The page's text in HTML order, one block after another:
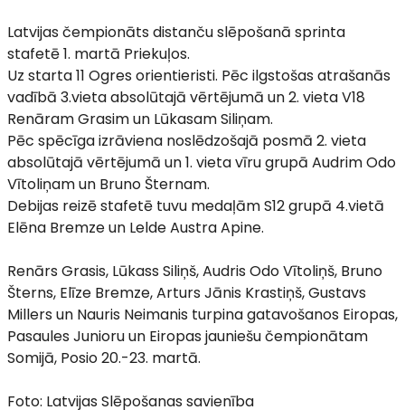
Latvijas čempionāts distanču slēpošanā sprinta
stafetē 1. martā Priekuļos.
Uz starta 11 Ogres orientieristi. Pēc ilgstošas atrašanās
vadībā 3.vieta absolūtajā vērtējumā un 2. vieta V18
Renāram Grasim un Lūkasam Siliņam.
Pēc spēcīga izrāviena noslēdzošajā posmā 2. vieta
absolūtajā vērtējumā un 1. vieta vīru grupā Audrim Odo
Vītoliņam un Bruno Šternam.
Debijas reizē stafetē tuvu medaļām S12 grupā 4.vietā
Elēna Bremze un Lelde Austra Apine.
Renārs Grasis, Lūkass Siliņš, Audris Odo Vītoliņš, Bruno
Šterns, Elīze Bremze, Arturs Jānis Krastiņš, Gustavs
Millers un Nauris Neimanis turpina gatavošanos Eiropas,
Pasaules Junioru un Eiropas jauniešu čempionātam
Somijā, Posio 20.-23. martā.
Foto: Latvijas Slēpošanas savienība